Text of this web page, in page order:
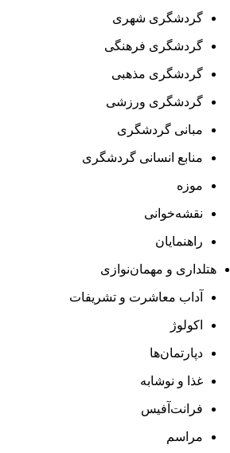
گردشگری شهری
گردشگری فرهنگی
گردشگری مذهبی
گردشگری ورزشی
مبانی گردشگری
منابع انسانی گردشگری
موزه
نقشه‌خوانی
راهنمایان
هتلداری و مهمان‌نوازی
آداب معاشرت و تشریفات
اکولوژ
دپارتمان‌ها
غذا و نوشابه
فرانت‌آفیس
مراسم